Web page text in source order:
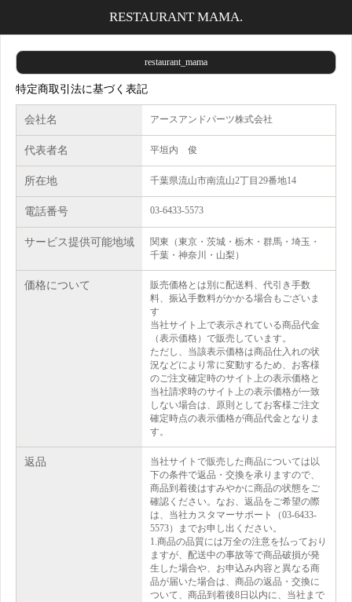
RESTAURANT MAMA.
restaurant_mama
特定商取引法に基づく表記
会社名 アースアンドパーツ株式会社
代表者名 平垣内 俊
所在地 千葉県流山市南流山2丁目29番地14
電話番号 03-6433-5573
サービス提供可能地域
関東（東京・茨城・栃木・群馬・埼玉・
千葉・神奈川・山梨）
価格について
販売価格とは別に配送料、代引き手数
料、振込手数料がかかる場合もございま
す
当社サイト上で表示されている商品代金
（表示価格）で販売しています。
ただし、当該表示価格は商品仕入れの状
況などにより常に変動するため、お客様
のご注文確定時のサイト上の表示価格と
当社請求時のサイト上の表示価格が一致
しない場合は、原則としてお客様ご注文
確定時点の表示価格が商品代金となりま
す。
返品
当社サイトで販売した商品については以
下の条件で返品・交換を承りますので、
商品到着後はすみやかに商品の状態をご
確認ください。なお、返品をご希望の際
は、当社カスタマーサポート（03-6433-
5573）までお申し出ください。
1.商品の品質には万全の注意を払っており
ますが、配送中の事故等で商品破損が発
生した場合や、お申込み内容と異なる商
品が届いた場合は、商品の返品・交換に
ついて、商品到着後8日以内に、当社まで